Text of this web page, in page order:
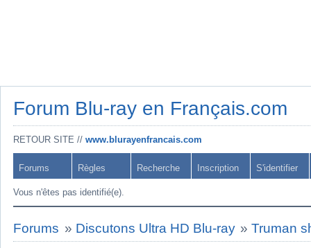
Forum Blu-ray en Français.com
RETOUR SITE // www.blurayenfrancais.com
Forums Règles Recherche Inscription S'identifier
Vous n'êtes pas identifié(e).
Forums » Discutons Ultra HD Blu-ray »Truman